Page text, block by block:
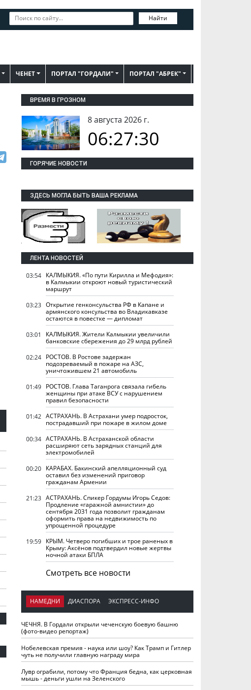
Найти
ЧЕНЕТ ПОРТАЛ "ГОРДАЛИ" ПОРТАЛ "АБРЕК"
ВРЕМЯ В ГРОЗНОМ
8 августа 2026 г.
06:27:31
ГОРЯЧИЕ НОВОСТИ
ЗДЕСЬ МОГЛА БЫТЬ ВАША РЕКЛАМА
ЛЕНТА НОВОСТЕЙ
03:54 КАЛМЫКИЯ. «По пути Кирилла и Мефодия»:
в Калмыкии откроют новый туристический
маршрут
03:23 Открытие генконсульства РФ в Капане и
армянского консульства во Владикавказе
остаются в повестке — дипломат
03:01
КАЛМЫКИЯ. Жители Калмыкии увеличили
банковские сбережения до 29 млрд рублей
02:24 РОСТОВ. В Ростове задержан
подозреваемый в пожаре на АЗС,
уничтожившем 21 автомобиль
01:49 РОСТОВ. Глава Таганрога связала гибель
женщины при атаке ВСУ с нарушением
правил безопасности
01:42 АСТРАХАНЬ. В Астрахани умер подросток,
пострадавший при пожаре в жилом доме
00:34 АСТРАХАНЬ. В Астраханской области
расширяют сеть зарядных станций для
электромобилей
00:20 КАРАБАХ. Бакинский апелляционный суд
оставил без изменений приговор
гражданам Армении
21:23 АСТРАХАНЬ. Спикер Гордумы Игорь Седов:
Продление «гаражной амнистии» до
сентября 2031 года позволит гражданам
оформить права на недвижимость по
упрощенной процедуре
19:59 КРЫМ. Четверо погибших и трое раненых в
Крыму: Аксёнов подтвердил новые жертвы
ночной атаки БПЛА
Смотреть все новости
НАМЕДНИ ДИАСПОРА ЭКСПРЕСС-ИНФО
ЧЕЧНЯ. В Гордали открыли чеченскую боевую башню
(фото-видео репортаж)
Нобелевская премия - наука или шоу? Как Трамп и Гитлер
чуть не получили главную награду мира
Лувр ограбили, потому что Франция бедна, как церковная
мышь - деньги ушли на Зеленского